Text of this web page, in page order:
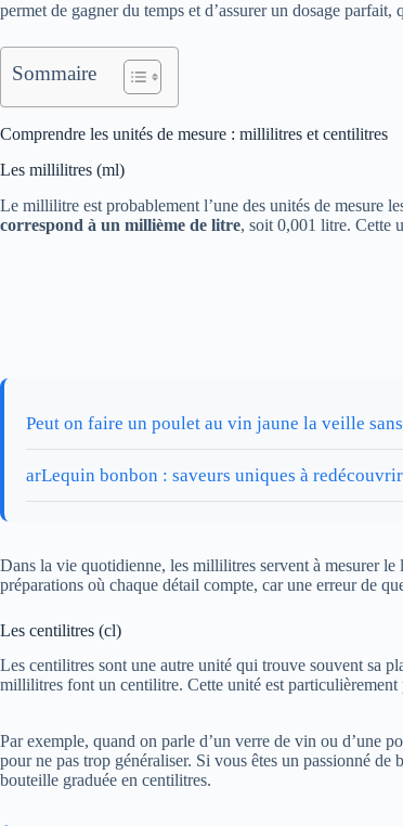
permet de gagner du temps et d’assurer un dosage
Sommaire
Comprendre les unités de mesure : millilitres et centilitres
Les millilitres (ml)
Le millilitre est probablement l’une des unités de mesure
correspond à un millième de litre, soit 0,001 litre. Cette
Peut on faire un poulet au vin jaune la veille
arLequin bonbon : saveurs uniques à
Dans la vie quotidienne, les millilitres servent à mesurer
préparations où chaque détail compte, car une erreur de
Les centilitres (cl)
Les centilitres sont une autre unité qui trouve souvent sa
millilitres font un centilitre. Cette unité est
Par exemple, quand on parle d’un verre de vin ou d’une
pour ne pas trop généraliser. Si vous êtes un passionné
bouteille graduée en centilitres.